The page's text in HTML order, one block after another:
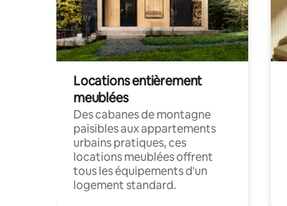
Locations entièrement
meublées
Des cabanes de montagne
paisibles aux appartements
urbains pratiques, ces
locations meublées offrent
tous les équipements d'un
logement standard.